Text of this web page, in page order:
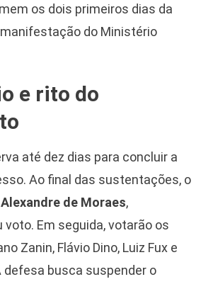
os dois primeiros dias da
do Ministério
e rito do
até dez dias para concluir a
Ao final das sustentações, o
Alexandre de Moraes,
Em seguida, votarão os
Zanin, Flávio Dino, Luiz Fux e
defesa busca suspender o